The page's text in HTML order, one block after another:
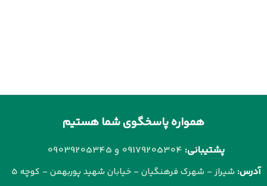
همواره پاسخگوی شما هستیم
پشتیبانی: 09179205304 و 09039205345
آدرس: شیراز - شهرک فرهنگیان - خیابان شهید پوربهمن - کوچه 5